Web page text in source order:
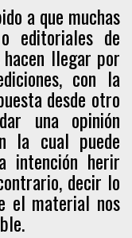
a que muchas
editoriales de
llegar por
con la
desde otro
una opinión
la cual puede
intención herir
decir lo
el material nos